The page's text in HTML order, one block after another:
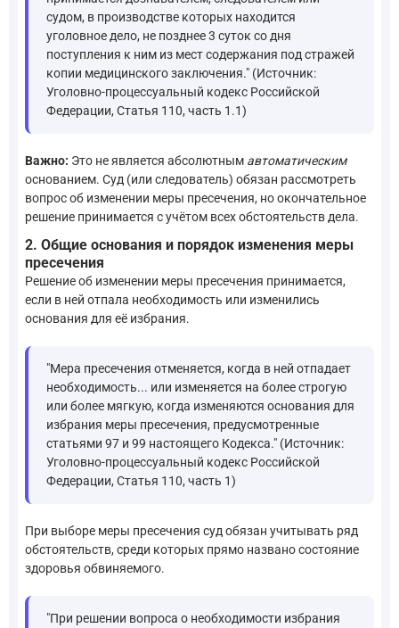
судом, в производстве которых находится
уголовное дело, не позднее 3 суток со дня
поступления к ним из мест содержания под стражей
копии медицинского заключения." (Источник:
Уголовно-процессуальный кодекс Российской
Федерации, Статья 110, часть 1.1)
Важно: Это не является абсолютным автоматическим
основанием. Суд (или следователь) обязан рассмотреть
вопрос об изменении меры пресечения, но окончательное
решение принимается с учётом всех обстоятельств дела.
2. Общие основания и порядок изменения меры
пресечения
Решение об изменении меры пресечения принимается,
если в ней отпала необходимость или изменились
основания для её избрания.
"Мера пресечения отменяется, когда в ней отпадает
необходимость... или изменяется на более строгую
или более мягкую, когда изменяются основания для
избрания меры пресечения, предусмотренные
статьями 97 и 99 настоящего Кодекса." (Источник:
Уголовно-процессуальный кодекс Российской
Федерации, Статья 110, часть 1)
При выборе меры пресечения суд обязан учитывать ряд
обстоятельств, среди которых прямо названо состояние
здоровья обвиняемого.
"При решении вопроса о необходимости избрания